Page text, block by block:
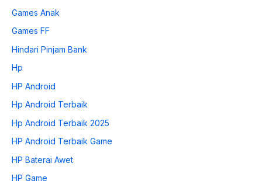
Games Anak
Games FF
Hindari Pinjam Bank
Hp
HP Android
Hp Android Terbaik
Hp Android Terbaik 2025
HP Android Terbaik Game
HP Baterai Awet
HP Game